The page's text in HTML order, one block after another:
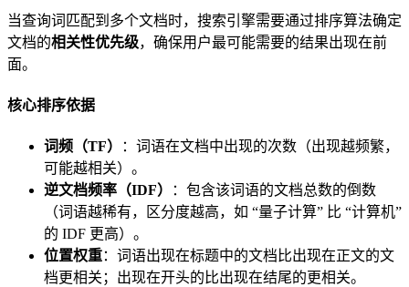
当查询词匹配到多个文档时，搜索引擎需要通过排序算法确定
文档的相关性优先级，确保用户最可能需要的结果出现在前
面。
核心排序依据
词频（TF）
：词语在文档中出现的次数（出现越频繁，
可能越相关）。
逆文档频率（IDF）
：包含该词语的文档总数的倒数
（词语越稀有，区分度越高，如 “量子计算” 比 “计算机”
的 IDF 更高）。
位置权重：词语出现在标题中的文档比出现在正文的文
档更相关；出现在开头的比出现在结尾的更相关。